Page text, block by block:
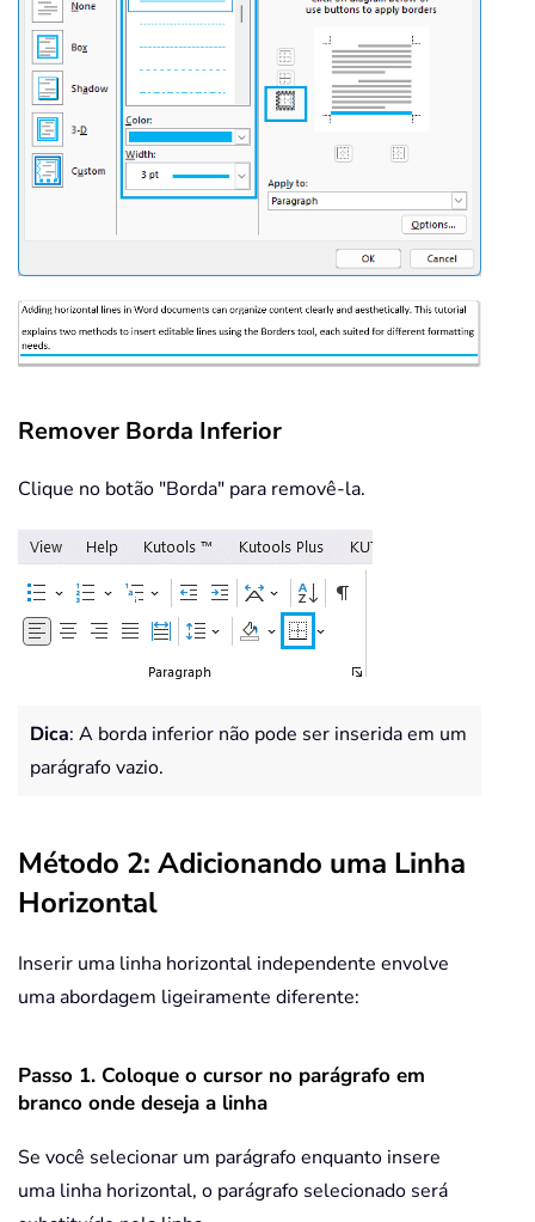
Remover Borda Inferior
Clique no botão "Borda" para removê-la.
Dica: A borda inferior não pode ser inserida em um
parágrafo vazio.
Método 2: Adicionando uma Linha
Horizontal
Inserir uma linha horizontal independente envolve
uma abordagem ligeiramente diferente:
Passo 1. Coloque o cursor no parágrafo em
branco onde deseja a linha
Se você selecionar um parágrafo enquanto insere
uma linha horizontal, o parágrafo selecionado será